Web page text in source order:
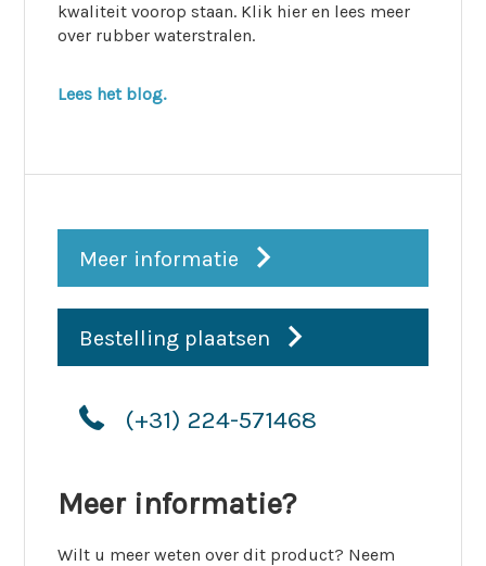
kwaliteit voorop staan. Klik hier en lees meer
over rubber waterstralen.
Lees het blog.
Meer informatie
Bestelling plaatsen
(+31) 224-571468
Meer informatie?
Wilt u meer weten over dit product? Neem